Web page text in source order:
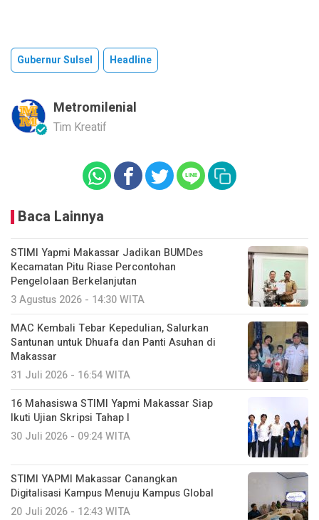
Gubernur Sulsel Headline
Metromilenial
Tim Kreatif
Baca Lainnya
STIMI Yapmi Makassar Jadikan BUMDes
Kecamatan Pitu Riase Percontohan
Pengelolaan Berkelanjutan
3 Agustus 2026 - 14:30 WITA
MAC Kembali Tebar Kepedulian, Salurkan
Santunan untuk Dhuafa dan Panti Asuhan di
Makassar
31 Juli 2026 - 16:54 WITA
16 Mahasiswa STIMI Yapmi Makassar Siap
Ikuti Ujian Skripsi Tahap I
30 Juli 2026 - 09:24 WITA
STIMI YAPMI Makassar Canangkan
Digitalisasi Kampus Menuju Kampus Global
20 Juli 2026 - 12:43 WITA